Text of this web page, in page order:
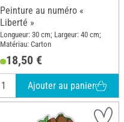
Peinture au numéro «
Liberté »
Longueur: 30 cm; Largeur: 40 cm;
Matériau: Carton
18,50 €
Ajouter au panier